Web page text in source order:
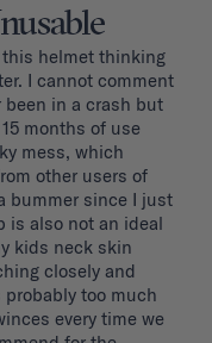
this helmet thinking
I cannot comment
been in a crash but
months of use
mess, which
other users of
bummer since I just
is also not an ideal
kids neck skin
closely and
probably too much
every time we